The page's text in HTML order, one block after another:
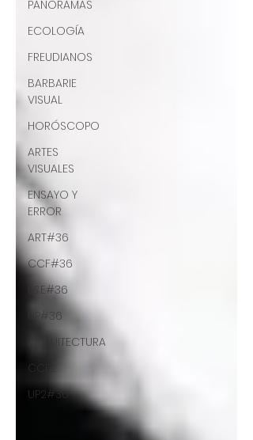
PANORAMAS
ECOLOGÍA
FREUDIANOS
BARBARIE
VISUAL
HORÓSCOPO
ARTES
VISUALES
ENSAYO Y
ERROR
ART#36
CCF#36
E&E#36
UP#36
ARQUITECTURA
CCF2
UP2#36